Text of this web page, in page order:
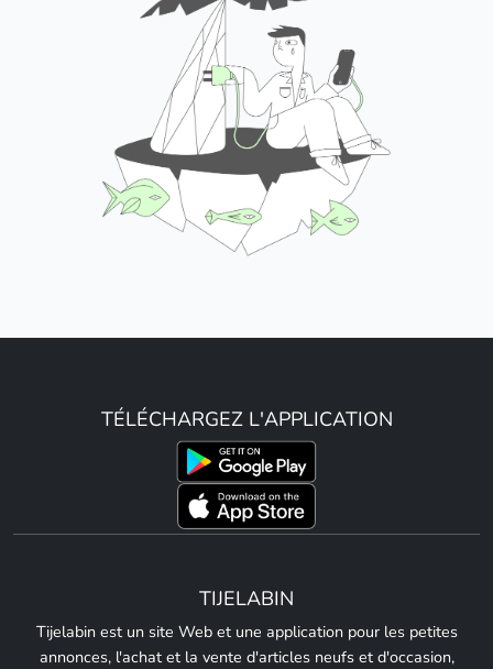
TÉLÉCHARGEZ L'APPLICATION
TIJELABIN
Tijelabin est un site Web et une application pour les petites
annonces, l'achat et la vente d'articles neufs et d'occasion,